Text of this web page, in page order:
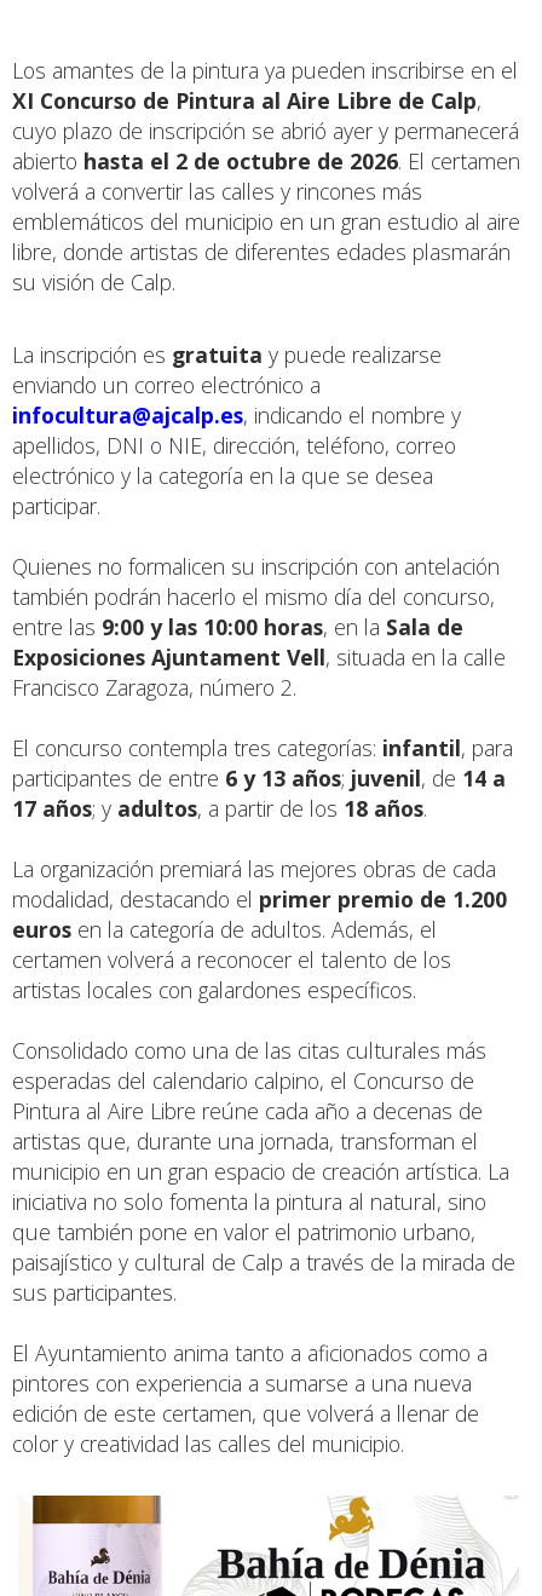
Los amantes de la pintura ya pueden inscribirse en el
XI Concurso de Pintura al Aire Libre de Calp,
cuyo plazo de inscripción se abrió ayer y permanecerá
abierto hasta el 2 de octubre de 2026. El certamen
volverá a convertir las calles y rincones más
emblemáticos del municipio en un gran estudio al aire
libre, donde artistas de diferentes edades plasmarán
su visión de Calp.
La inscripción es gratuita y puede realizarse
enviando un correo electrónico a
infocultura@ajcalp.es, indicando el nombre y
apellidos, DNI o NIE, dirección, teléfono, correo
electrónico y la categoría en la que se desea
participar.
Quienes no formalicen su inscripción con antelación
también podrán hacerlo el mismo día del concurso,
entre las 9:00 y las 10:00 horas, en la Sala de
Exposiciones Ajuntament Vell, situada en la calle
Francisco Zaragoza, número 2.
El concurso contempla tres categorías: infantil, para
participantes de entre 6 y 13 años; juvenil, de 14 a
17 años; y adultos, a partir de los 18 años.
La organización premiará las mejores obras de cada
modalidad, destacando el primer premio de 1.200
euros en la categoría de adultos. Además, el
certamen volverá a reconocer el talento de los
artistas locales con galardones específicos.
Consolidado como una de las citas culturales más
esperadas del calendario calpino, el Concurso de
Pintura al Aire Libre reúne cada año a decenas de
artistas que, durante una jornada, transforman el
municipio en un gran espacio de creación artística. La
iniciativa no solo fomenta la pintura al natural, sino
que también pone en valor el patrimonio urbano,
paisajístico y cultural de Calp a través de la mirada de
sus participantes.
El Ayuntamiento anima tanto a aficionados como a
pintores con experiencia a sumarse a una nueva
edición de este certamen, que volverá a llenar de
color y creatividad las calles del municipio.